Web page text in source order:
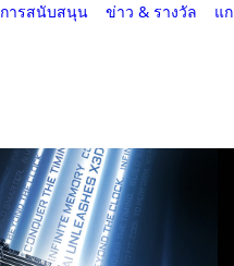
การสนับสนุน ข่าว & รางวัล แ